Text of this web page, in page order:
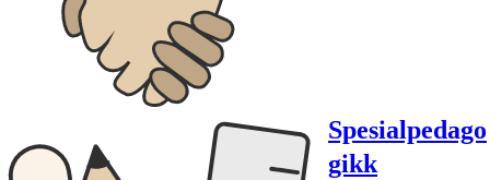
Spesialpedago
gikk